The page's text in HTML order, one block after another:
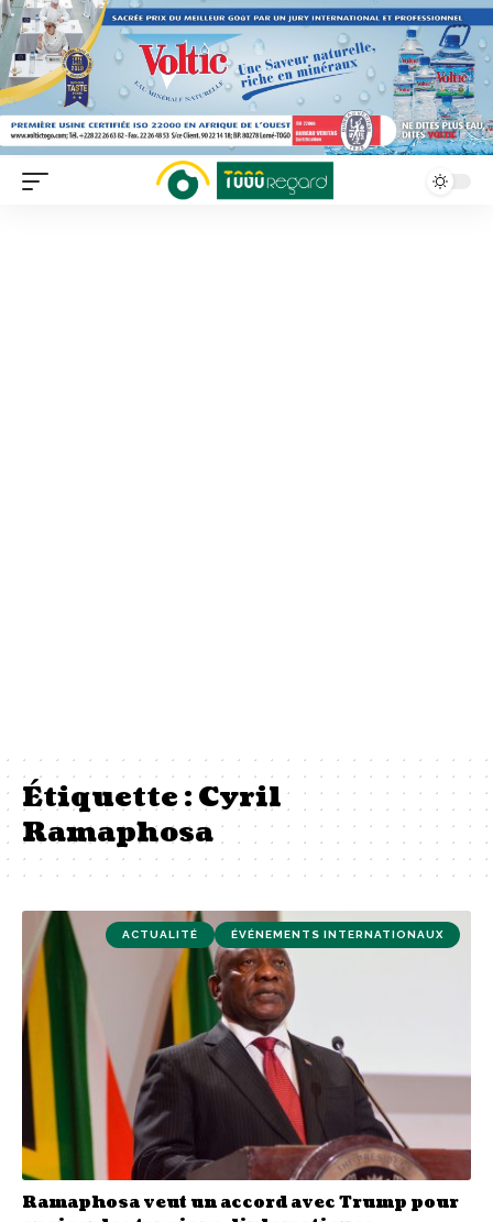
Étiquette :Cyril
Ramaphosa
ACTUALITÉ ÉVÉNEMENTS INTERNATIONAUX
Ramaphosa veut un accord avec Trump pour